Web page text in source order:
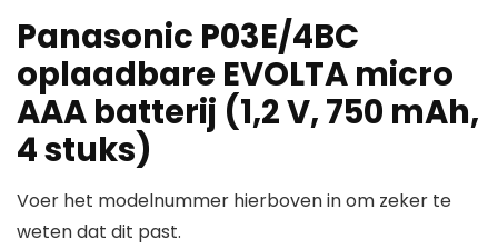
Panasonic P03E/4BC
oplaadbare EVOLTA micro
AAA batterij (1,2 V, 750 mAh,
4 stuks)
Voer het modelnummer hierboven in om zeker te
weten dat dit past.